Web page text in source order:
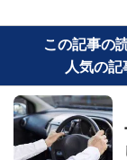
この記事の
人気の記